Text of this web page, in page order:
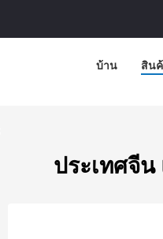
บ้าน สิน
ประเทศจี